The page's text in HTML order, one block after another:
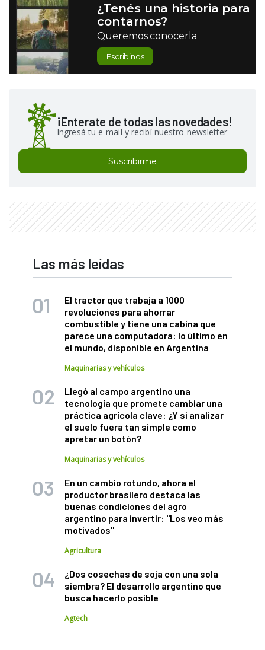
¿Tenés una historia para
contarnos?
Queremos conocerla
Escribinos
¡Enterate de todas las novedades!
Ingresá tu e-mail y recibí nuestro newsletter
Suscribirme
Las más leídas
El tractor que trabaja a 1000
revoluciones para ahorrar
combustible y tiene una cabina que
parece una computadora: lo último en
el mundo, disponible en Argentina
Maquinarias y vehículos
Llegó al campo argentino una
tecnología que promete cambiar una
práctica agrícola clave: ¿Y si analizar
el suelo fuera tan simple como
apretar un botón?
Maquinarias y vehículos
En un cambio rotundo, ahora el
productor brasilero destaca las
buenas condiciones del agro
argentino para invertir: "Los veo más
motivados"
Agricultura
¿Dos cosechas de soja con una sola
siembra? El desarrollo argentino que
busca hacerlo posible
Agtech